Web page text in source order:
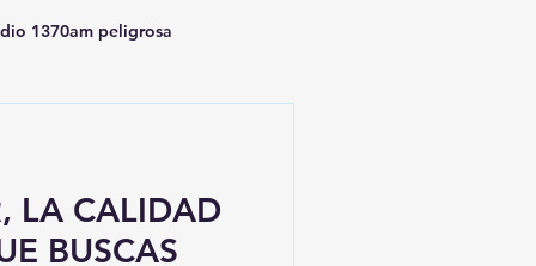
1370am peligrosa
LA CALIDAD
BUSCAS